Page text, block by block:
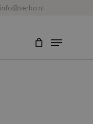
info@verba.nl
Menü